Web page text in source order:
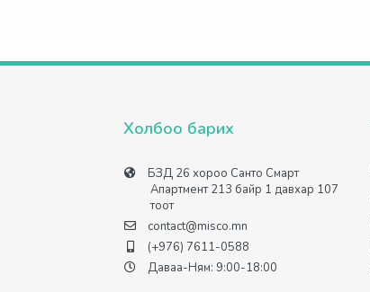
Холбоо барих
БЗД 26 хороо Санто Смарт
Апартмент 213 байр 1 давхар 107
тоот
contact@misco.mn
(+976) 7611-0588
Даваа-Ням: 9:00-18:00